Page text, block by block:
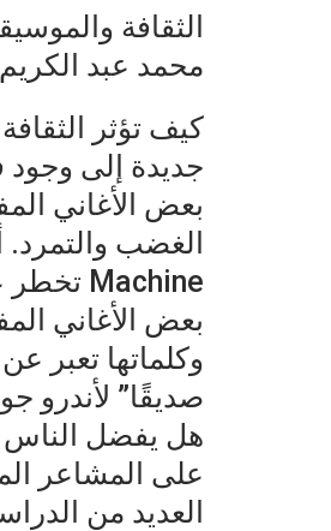
الثقافة
محمد عبد
كيف تؤثر
جديدة إلى وجود
بعض الأغاني
Machine تخطر على بالي.
بعض الأغاني
وكلماتها تعبر
صديقًا” لأندرو
هل يفضل الناس
على المشاعر
العديد من